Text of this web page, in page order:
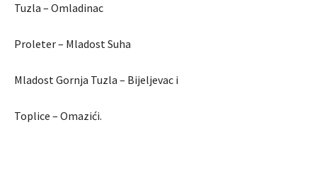
Tuzla – Omladinac
Proleter – Mladost Suha
Mladost Gornja Tuzla – Bijeljevac i
Toplice – Omazići.